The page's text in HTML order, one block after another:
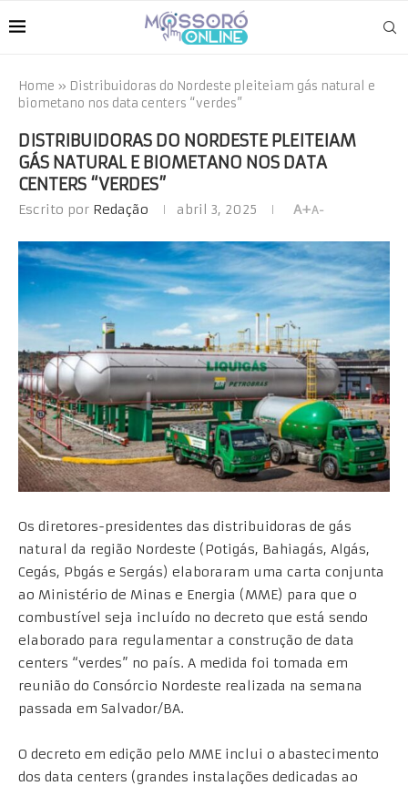
Home » Distribuidoras do Nordeste pleiteiam gás natural e
biometano nos data centers “verdes”
DISTRIBUIDORAS DO NORDESTE PLEITEIAM
GÁS NATURAL E BIOMETANO NOS DATA
CENTERS “VERDES”
Escrito por Redação abril 3, 2025 A+A-
Os diretores-presidentes das distribuidoras de gás
natural da região Nordeste (Potigás, Bahiagás, Algás,
Cegás, Pbgás e Sergás) elaboraram uma carta conjunta
ao Ministério de Minas e Energia (MME) para que o
combustível seja incluído no decreto que está sendo
elaborado para regulamentar a construção de data
centers “verdes” no país. A medida foi tomada em
reunião do Consórcio Nordeste realizada na semana
passada em Salvador/BA.
O decreto em edição pelo MME inclui o abastecimento
dos data centers (grandes instalações dedicadas ao